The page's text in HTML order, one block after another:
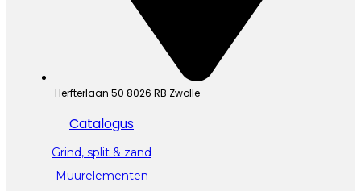
Herfterlaan 50 8026 RB Zwolle
Catalogus
Grind, split & zand
Muurelementen